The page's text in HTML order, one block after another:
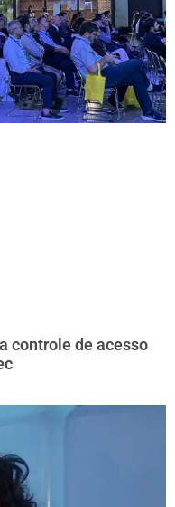
controle de acesso